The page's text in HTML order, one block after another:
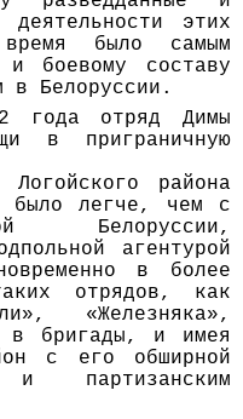
деятельности этих
было самым
и боевому составу
в Белоруссии.
года отряд Димы
в приграничную
района
было легче, чем с
Белоруссии,
агентурой
в более
отрядов, как
«Железняка»,
в бригады, и имея
с его обширной
и партизанским